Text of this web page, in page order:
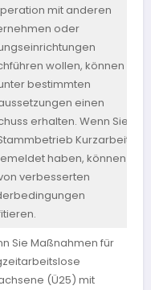
mit anderen
oder
wollen, können
bestimmten
einen
erhalten. Wenn Sie
Kurzarbeit
haben, können
verbesserten
Sie Maßnahmen für
(Ü25) mit